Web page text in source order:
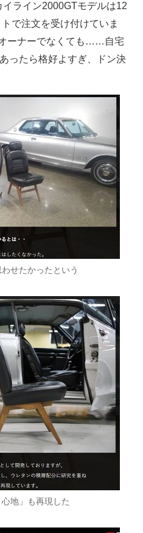
ライン2000GTモデルは12
で注文を受け付けていま
ーナーでなくても……自宅
ったら格好よすぎ、ドン決
せたかったという
地」も再現した